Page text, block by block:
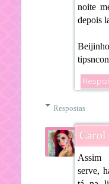
noite
depois
Respostas
Carol
Assim
serve,